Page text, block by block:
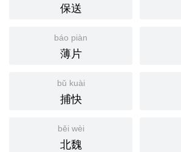
保送
báo piàn
薄片
bǔ kuài
捕快
běi wèi
北魏